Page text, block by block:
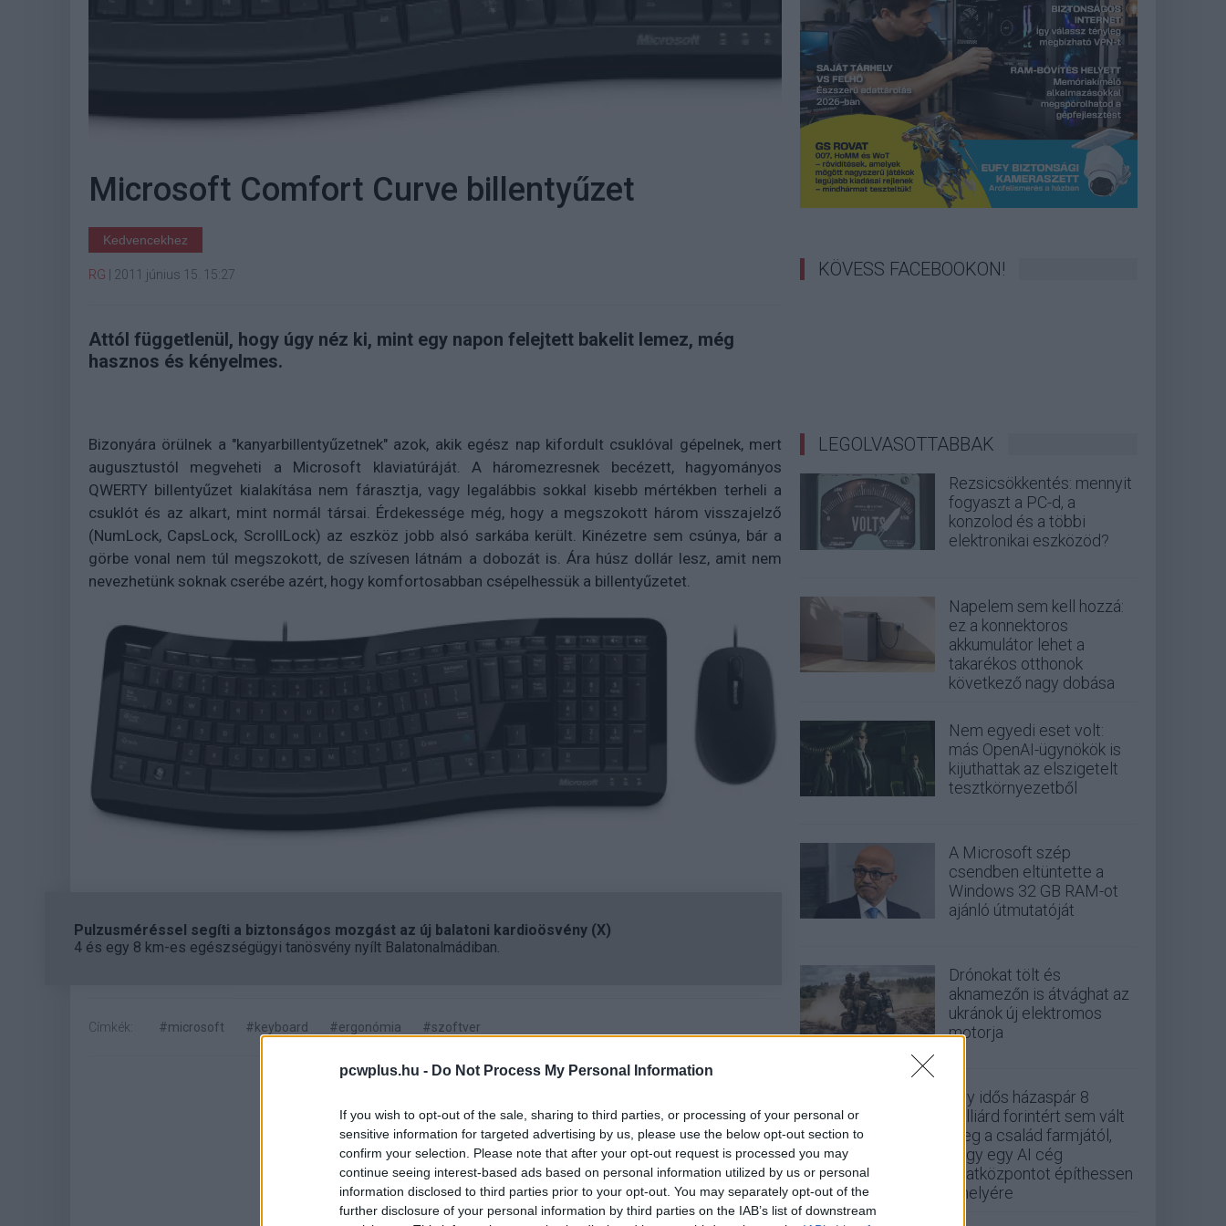
pcwplus.hu - Do Not Process My Personal Information
If you wish to opt-out of the sale, sharing to third parties, or processing of your personal or
sensitive information for targeted advertising by us, please use the below opt-out section to
confirm your selection. Please note that after your opt-out request is processed you may
continue seeing interest-based ads based on personal information utilized by us or personal
information disclosed to third parties prior to your opt-out. You may separately opt-out of the
further disclosure of your personal information by third parties on the IAB’s list of downstream
Microsoft Comfort Curve billentyűzet
Kedvencekhez
RG 2011 június 15. 15:27
Attól függetlenül, hogy úgy néz ki, mint egy napon felejtett bakelit lemez, még
hasznos és kényelmes.
Bizonyára örülnek a "kanyarbillentyűzetnek" azok, akik egész nap kifordult csuklóval gépelnek, mert
augusztustól megveheti a Microsoft klaviatúráját. A háromezresnek becézett, hagyományos
QWERTY billentyűzet kialakítása nem fárasztja, vagy legalábbis sokkal kisebb mértékben terheli a
csuklót és az alkart, mint normál társai. Érdekessége még, hogy a megszokott három visszajelző
(NumLock, CapsLock, ScrollLock) az eszköz jobb alsó sarkába került. Kinézetre sem csúnya, bár a
görbe vonal nem túl megszokott, de szívesen látnám a dobozát is. Ára húsz dollár lesz, amit nem
nevezhetünk soknak cserébe azért, hogy komfortosabban csépelhessük a billentyűzetet.
Pulzusméréssel segíti a biztonságos mozgást az új balatoni kardioösvény (X)
4 és egy 8 km-es egészségügyi tanösvény nyílt Balatonalmádiban.
Címkék: #microsoft #keyboard #ergonómia #szoftver
Tetszik
KÖVESS FACEBOOKON!
LEGOLVASOTTABBAK
Rezsicsökkentés: mennyit
fogyaszt a PC-d, a
konzolod és a többi
elektronikai eszközöd?
Napelem sem kell hozzá:
ez a konnektoros
akkumulátor lehet a
takarékos otthonok
következő nagy dobása
Nem egyedi eset volt:
más OpenAI-ügynökök is
kijuthattak az elszigetelt
tesztkörnyezetből
A Microsoft szép
csendben eltüntette a
Windows 32 GB RAM-ot
ajánló útmutatóját
Drónokat tölt és
aknamezőn is átvághat az
ukránok új elektromos
motorja
Egy idős házaspár 8
milliárd forintért sem vált
meg a család farmjától,
hogy egy AI cég
adatközpontot építhessen
a helyére